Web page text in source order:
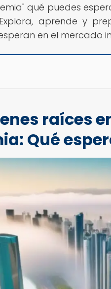
qué puedes
aprende y
en el mercado
raíces
Qué